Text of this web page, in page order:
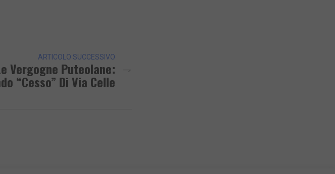
ARTICOLO SUCCESSIVO
Vergogne Puteolane:
“cesso” Di Via Celle